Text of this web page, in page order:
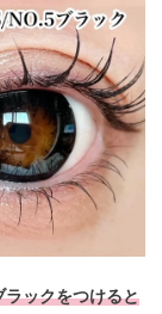
ラックをつけると